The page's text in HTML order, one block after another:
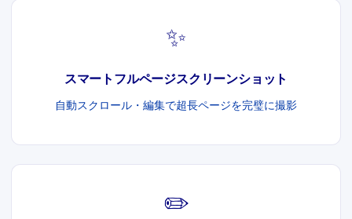
✨
スマートフルページスクリーンショット
自動スクロール・編集で超長ページを完璧に撮影
✏️